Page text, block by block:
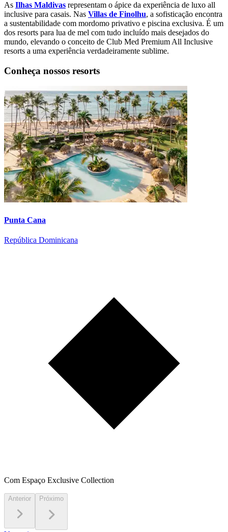
As Ilhas Maldivas representam o ápice da experiência de luxo all
inclusive para casais. Nas Villas de Finolhu, a sofisticação encontra
a sustentabilidade com mordomo privativo e piscina exclusiva. É um
dos resorts para lua de mel com tudo incluído mais desejados do
mundo, elevando o conceito de Club Med Premium All Inclusive
resorts a uma experiência verdadeiramente sublime.
Conheça nossos resorts
Punta Cana
República Dominicana
Com Espaço Exclusive Collection
Anterior Próximo